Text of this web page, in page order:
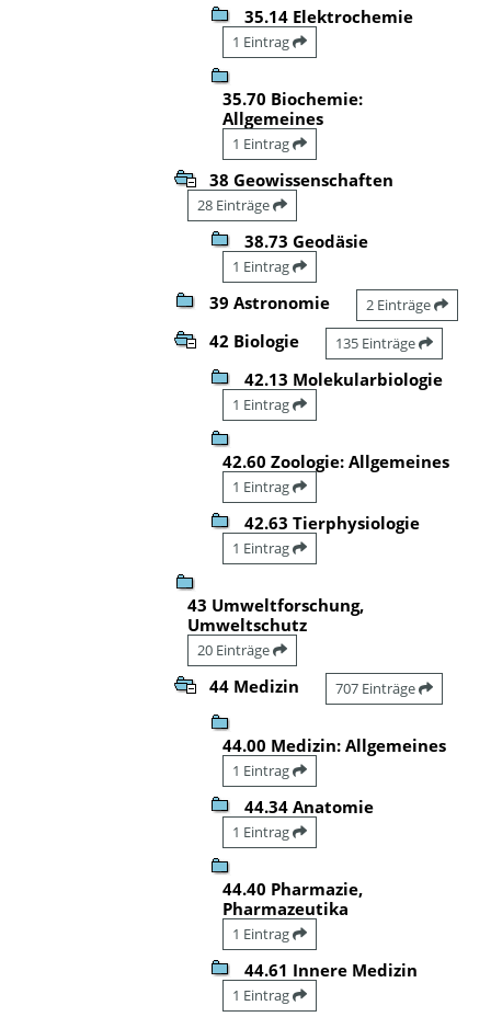
35.14 Elektrochemie
1 Eintrag
35.70 Biochemie:
Allgemeines
1 Eintrag
38 Geowissenschaften
28 Einträge
38.73 Geodäsie
1 Eintrag
39 Astronomie 2 Einträge
42 Biologie 135 Einträge
42.13 Molekularbiologie
1 Eintrag
42.60 Zoologie: Allgemeines
1 Eintrag
42.63 Tierphysiologie
1 Eintrag
43 Umweltforschung,
Umweltschutz
20 Einträge
44 Medizin 707 Einträge
44.00 Medizin: Allgemeines
1 Eintrag
44.34 Anatomie
1 Eintrag
44.40 Pharmazie,
Pharmazeutika
1 Eintrag
44.61 Innere Medizin
1 Eintrag